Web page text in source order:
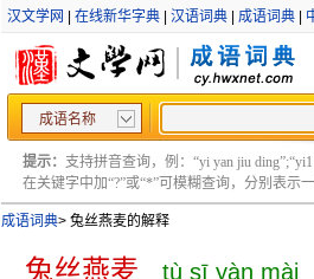
汉文学网 在线新华字典| 汉语词典| 成语词典|
成语名称
提示： 支持拼音查询，例：“yi yan jiu ding”;“yi1
在关键字中加“?”或“*”可模糊查询，分别表示
成语词典>兔丝燕麦的解释
兔丝燕麦 tù sī yàn mài